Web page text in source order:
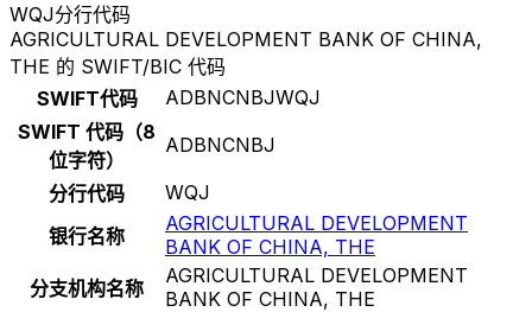
WQJ分行代码
AGRICULTURAL DEVELOPMENT BANK OF CHINA,
THE 的 SWIFT/BIC 代码
SWIFT代码
ADBNCNBJWQJ
SWIFT 代码（8
位字符）
ADBNCNBJ
分行代码
WQJ
银行名称
AGRICULTURAL DEVELOPMENT
BANK OF CHINA, THE
分支机构名称
AGRICULTURAL DEVELOPMENT
BANK OF CHINA, THE